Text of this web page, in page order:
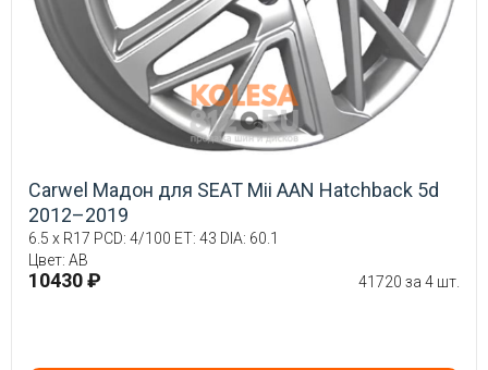
Carwel Мадон для SEAT Mii AAN Hatchback 5d
2012–2019
6.5 x R17 PCD: 4/100 ET: 43 DIA: 60.1
Цвет: AB
10430 ₽ 41720 за 4 шт.